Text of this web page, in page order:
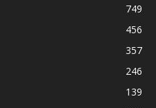
749
456
357
246
139